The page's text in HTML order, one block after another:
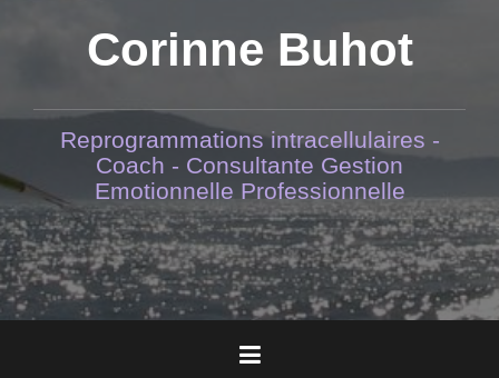
Corinne Buhot
Reprogrammations intracellulaires -
Coach - Consultante Gestion
Emotionnelle Professionnelle